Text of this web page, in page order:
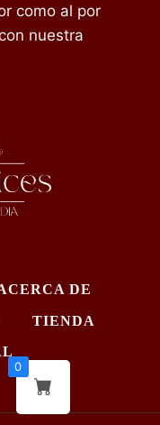
como al por
nuestra
DE
TIENDA
0